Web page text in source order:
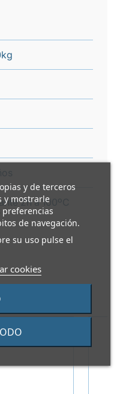
y de terceros
y mostrarle
de navegación.
su uso pulse el
cookies
2h a 100ºC